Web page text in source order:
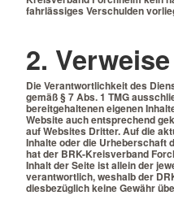
fahrlässiges Verschulden
2.
Die Verantwortlichkeit des
gemäß § 7 Abs. 1 TMG
bereitgehaltenen eigenen
Website auch entsprechend
auf Websites Dritter. Auf die
Inhalte oder die Urheberschaft
hat der BRK-Kreisverband
Inhalt der Seite ist allein der
verantwortlich, weshalb der
diesbezüglich keine Gewähr